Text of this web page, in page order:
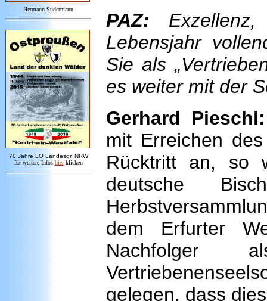
Hermann Sudermann
70 Jahre LO Landesgr. NRW
für weitere Infos hier klicken
PAZ:
Lebensjahr
Sie als
es weiter mit der
Gerhard Pieschl:
mit Erreichen
Rücktritt an, so
deutsche
dem Erfurter
Nachfolger
gelegen, dass